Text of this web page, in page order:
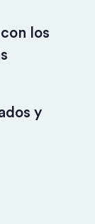
los
y